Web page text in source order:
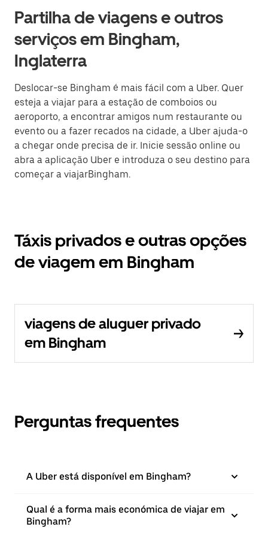
Partilha de viagens e outros
serviços em Bingham,
Inglaterra
Deslocar-se Bingham é mais fácil com a Uber. Quer
esteja a viajar para a estação de comboios ou
aeroporto, a encontrar amigos num restaurante ou
evento ou a fazer recados na cidade, a Uber ajuda-o
a chegar onde precisa de ir. Inicie sessão online ou
abra a aplicação Uber e introduza o seu destino para
começar a viajarBingham.
Táxis privados e outras opções
de viagem em Bingham
viagens de aluguer privado
em Bingham
Perguntas frequentes
A Uber está disponível em Bingham?
Qual é a forma mais económica de viajar em
Bingham?